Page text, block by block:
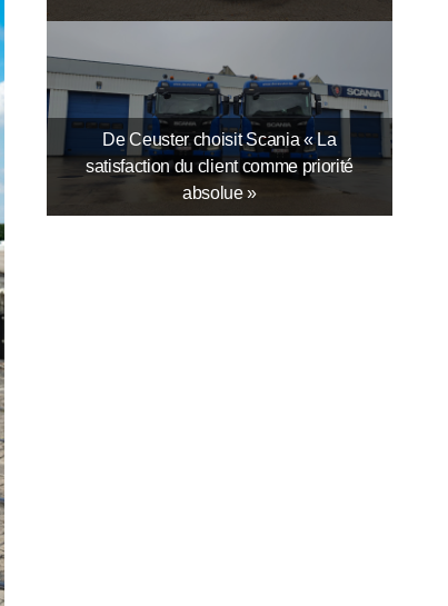
De Ceuster choisit Scania « La
satisfaction du client comme priorité
absolue »